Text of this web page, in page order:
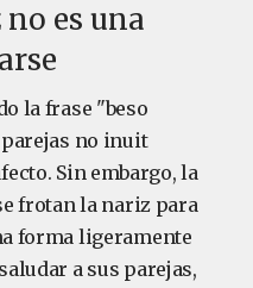
es una
la frase "beso
parejas no inuit
Sin embargo, la
frotan la nariz para
forma ligeramente
a sus parejas,